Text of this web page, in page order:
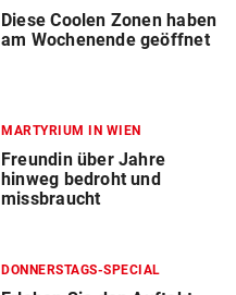
Diese Coolen Zonen haben
am Wochenende geöffnet
MARTYRIUM IN WIEN
Freundin über Jahre
hinweg bedroht und
missbraucht
DONNERSTAGS-SPECIAL